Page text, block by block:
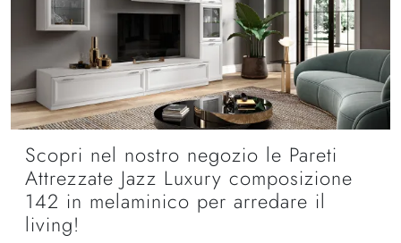
Scopri nel nostro negozio le Pareti
Attrezzate Jazz Luxury composizione
142 in melaminico per arredare il
living!